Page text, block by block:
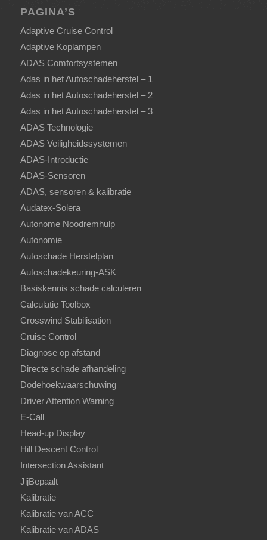
PAGINA’S
Adaptive Cruise Control
Adaptive Koplampen
ADAS Comfortsystemen
Adas in het Autoschadeherstel – 1
Adas in het Autoschadeherstel – 2
Adas in het Autoschadeherstel – 3
ADAS Technologie
ADAS Veiligheidssystemen
ADAS-Introductie
ADAS-Sensoren
ADAS, sensoren & kalibratie
Audatex-Solera
Autonome Noodremhulp
Autonomie
Autoschade Herstelplan
Autoschadekeuring-ASK
Basiskennis schade calculeren
Calculatie Toolbox
Crosswind Stabilisation
Cruise Control
Diagnose op afstand
Directe schade afhandeling
Dodehoekwaarschuwing
Driver Attention Warning
E-Call
Head-up Display
Hill Descent Control
Intersection Assistant
JijBepaalt
Kalibratie
Kalibratie van ACC
Kalibratie van ADAS